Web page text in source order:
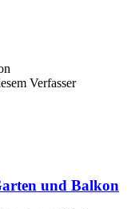
Verfasser
und Balkon